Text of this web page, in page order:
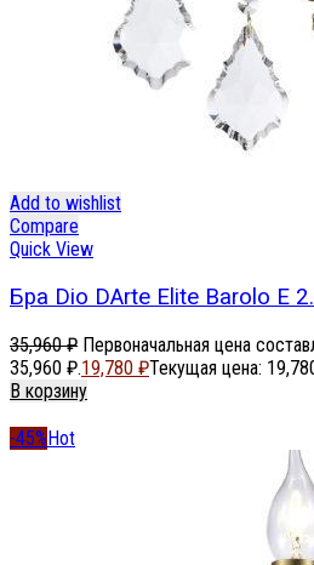
Add to wishlist
Compare
Quick View
Бра Dio DArte Elite Barolo E
35,960₽ Первоначальная цена
35,960 ₽.19,780 ₽Текущая цена:
В корзину
-45%Hot